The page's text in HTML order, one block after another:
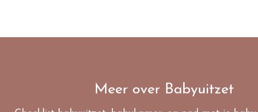
Meer over Babyuitzet